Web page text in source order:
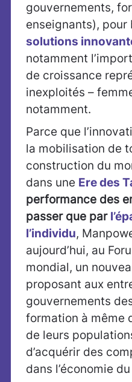
gouvernements,
enseignants),
solutions
notamment
de croissance
inexploités –
notamment.
Parce que
la mobilisation de
construction du
dans une Ere des
performance des
passer que par
l’individu,
aujourd’hui, au
mondial, un
proposant aux
gouvernements
formation à même
de leurs
d’acquérir des
dans l’économie du